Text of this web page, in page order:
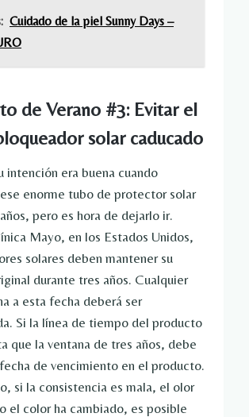
Cuidado de la piel Sunny Days –
de Verano #3: Evitar el
solar caducado
intención era buena cuando
enorme tubo de protector solar
pero es hora de dejarlo ir.
Mayo, en los Estados Unidos,
solares deben mantener su
durante tres años. Cualquier
a esta fecha deberá ser
Si la línea de tiempo del producto
que la ventana de tres años, debe
de vencimiento en el producto.
si la consistencia es mala, el olor
el color ha cambiado, es posible